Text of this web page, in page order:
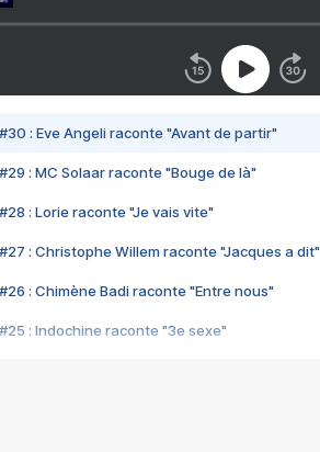
#30 : Eve Angeli raconte "Avant de partir"
#29 : MC Solaar raconte "Bouge de là"
#28 : Lorie raconte "Je vais vite"
#27 : Christophe Willem raconte "Jacques a dit"
#26 : Chimène Badi raconte "Entre nous"
#25 : Indochine raconte "3e sexe"